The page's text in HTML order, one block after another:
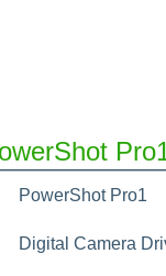
PowerShot Pro1
Digital Camera